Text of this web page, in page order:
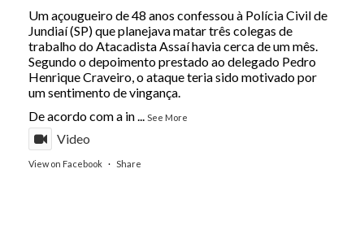
Um açougueiro de 48 anos confessou à Polícia Civil de
Jundiaí (SP) que planejava matar três colegas de
trabalho do Atacadista Assaí havia cerca de um mês.
Segundo o depoimento prestado ao delegado Pedro
Henrique Craveiro, o ataque teria sido motivado por
um sentimento de vingança.
De acordo com a in... See More
Video
View on Facebook · Share